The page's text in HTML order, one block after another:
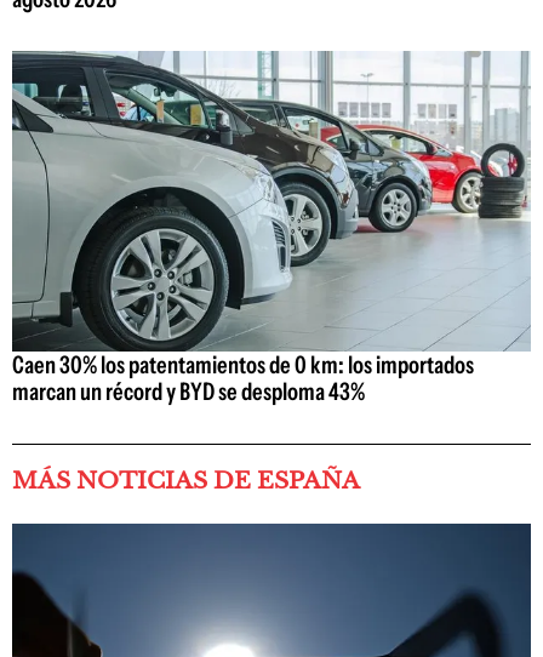
Caen 30% los patentamientos de 0 km: los importados
marcan un récord y BYD se desploma 43%
MÁS NOTICIAS DE ESPAÑA